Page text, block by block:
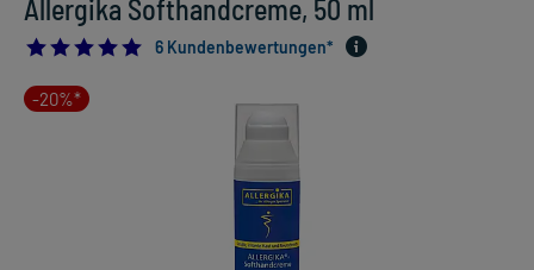
Allergika Softhandcreme, 50 ml
5.0
6 Kundenbewertungen*
-20%*